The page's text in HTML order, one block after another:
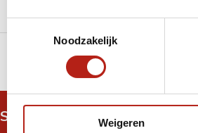
Noodzakelijk
Weigeren
GRATIS verzending v.a €75
Snel antwoord op je vraag?